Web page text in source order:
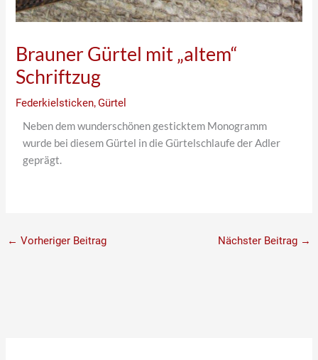
Brauner Gürtel mit „altem“
Schriftzug
Federkielsticken,Gürtel
Neben dem wunderschönen gesticktem Monogramm
wurde bei diesem Gürtel in die Gürtelschlaufe der Adler
geprägt.
← Vorheriger Beitrag Nächster Beitrag →